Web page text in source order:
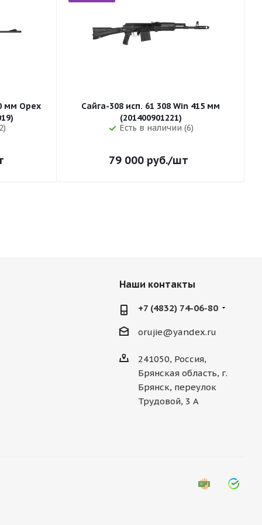
мм Орех
(32019)
Сайга-308 исп. 61 308 Win 415 мм
(201400901221)
Есть в наличии (6)
79 000 руб./шт
Наши контакты
+7 (4832) 74-06-80
orujie@yandex.ru
241050, Россия,
Брянская область, г.
Брянск, переулок
Трудовой, 3 А